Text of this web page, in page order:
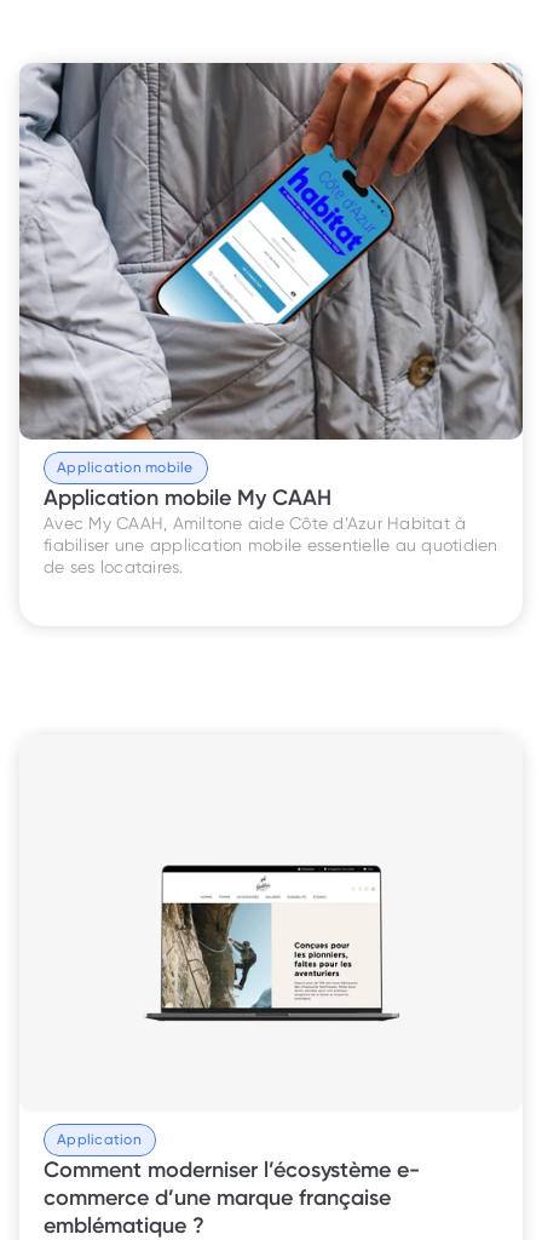
Application mobile
Application mobile My CAAH
Avec My CAAH, Amiltone aide Côte d’Azur Habitat à
fiabiliser une application mobile essentielle au quotidien
de ses locataires.
Application
Comment moderniser l’écosystème e-
commerce d’une marque française
emblématique ?